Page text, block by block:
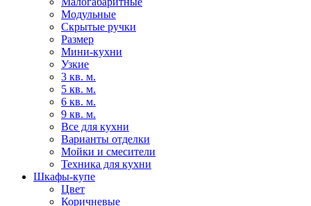
Модульные
Скрытые ручки
Размер
Мини-кухни
Узкие
3 кв. м.
5 кв. м.
6 кв. м.
9 кв. м.
Все для кухни
Варианты отделки
Мойки и смесители
Техника для кухни
Шкафы-купе
Цвет
Коричневые